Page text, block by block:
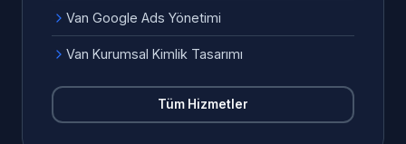
Van Google Ads Yönetimi
Van Kurumsal Kimlik Tasarımı
Tüm Hizmetler